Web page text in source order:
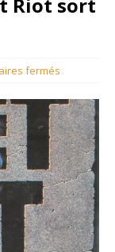
fermés